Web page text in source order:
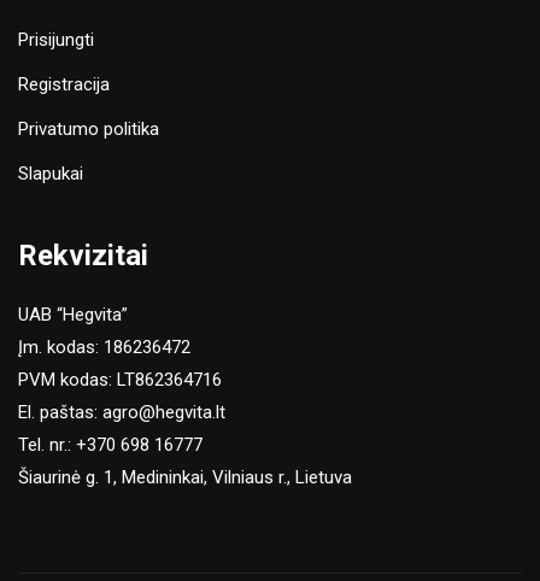
Prisijungti
Registracija
Privatumo politika
Slapukai
Rekvizitai
UAB “Hegvita”
Įm. kodas: 186236472
PVM kodas: LT862364716
El. paštas: agro@hegvita.lt
Tel. nr.: +370 698 16777
Šiaurinė g. 1, Medininkai, Vilniaus r., Lietuva